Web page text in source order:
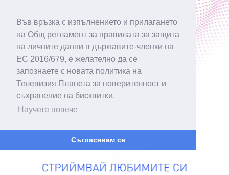
Във връзка с изпълнението и прилагането
на Общ регламент за правилата за защита
на личните данни в държавите-членки на
ЕС 2016/679, е желателно да се
запознаете с новата политика на
Телевизия Планета за поверителност и
съхранение на бисквитки.
Научете повече
Съгласявам се